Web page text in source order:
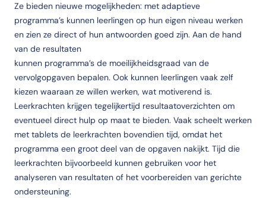
Ze bieden nieuwe mogelijkheden: met adaptieve
programma’s kunnen leerlingen op hun eigen niveau werken
en zien ze direct of hun antwoorden goed zijn. Aan de hand
van de resultaten
kunnen programma’s de moeilijkheidsgraad van de
vervolgopgaven bepalen. Ook kunnen leerlingen vaak zelf
kiezen waaraan ze willen werken, wat motiverend is.
Leerkrachten krijgen tegelijkertijd resultaatoverzichten om
eventueel direct hulp op maat te bieden. Vaak scheelt werken
met tablets de leerkrachten bovendien tijd, omdat het
programma een groot deel van de opgaven nakijkt. Tijd die
leerkrachten bijvoorbeeld kunnen gebruiken voor het
analyseren van resultaten of het voorbereiden van gerichte
ondersteuning.